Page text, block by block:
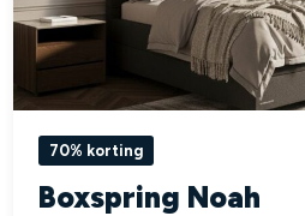
70% korting
Boxspring Noah